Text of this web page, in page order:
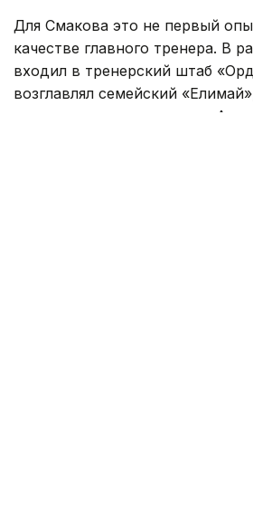
Для Смакова это не первый
качестве главного тренера. В
входил в тренерский штаб
возглавлял семейский
техническим директором